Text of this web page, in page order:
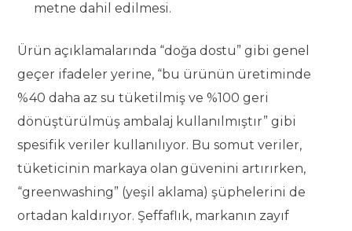
metne dahil edilmesi.
Ürün açıklamalarında “doğa dostu” gibi genel
geçer ifadeler yerine, “bu ürünün üretiminde
%40 daha az su tüketilmiş ve %100 geri
dönüştürülmüş ambalaj kullanılmıştır” gibi
spesifik veriler kullanılıyor. Bu somut veriler,
tüketicinin markaya olan güvenini artırırken,
“greenwashing” (yeşil aklama) şüphelerini de
ortadan kaldırıyor. Şeffaflık, markanın zayıf